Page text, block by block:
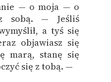
— o moja — o
sobą. — Jeśliś
a tyś się
objawiasz się
marą, stanę się
się z tobą. —